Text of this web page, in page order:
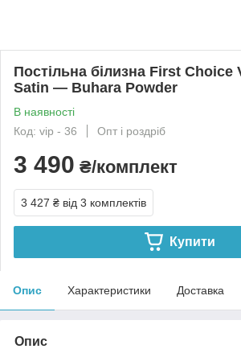
Постільна білизна First
Satin — Buhara Powder
В наявності
Код: vip - 36
Опт і роздріб
3 490 ₴/комплект
3 427 ₴ від 3 комплектів
Купити
Опис Характеристики Доставка
Опис